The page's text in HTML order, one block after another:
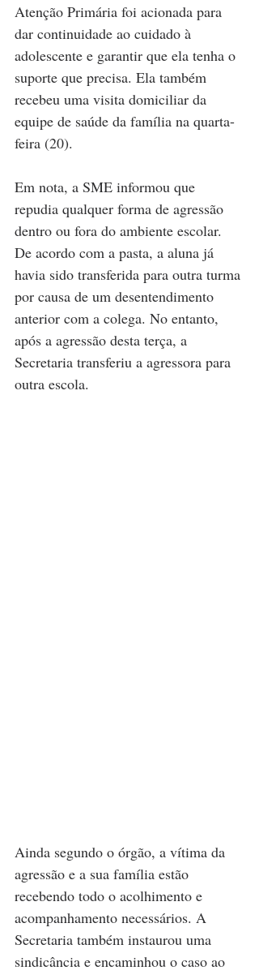
Atenção Primária foi acionada para
dar continuidade ao cuidado à
adolescente e garantir que ela tenha o
suporte que precisa. Ela também
recebeu uma visita domiciliar da
equipe de saúde da família na quarta-
feira (20).
Em nota, a SME informou que
repudia qualquer forma de agressão
dentro ou fora do ambiente escolar.
De acordo com a pasta, a aluna já
havia sido transferida para outra turma
por causa de um desentendimento
anterior com a colega. No entanto,
após a agressão desta terça, a
Secretaria transferiu a agressora para
outra escola.
Ainda segundo o órgão, a vítima da
agressão e a sua família estão
recebendo todo o acolhimento e
acompanhamento necessários. A
Secretaria também instaurou uma
sindicância e encaminhou o caso ao